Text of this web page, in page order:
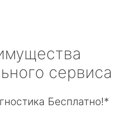
сервиса
Бесплатно!*